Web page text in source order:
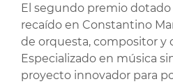
El segundo premio
recaído en Constantino
de orquesta, compositor y
Especializado en música
proyecto innovador para